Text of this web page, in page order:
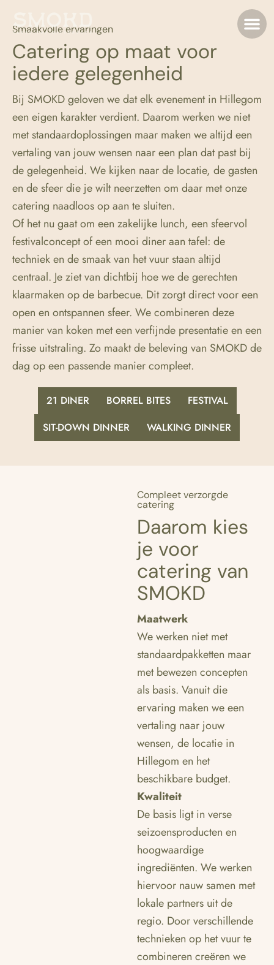
Smaakvolle ervaringen
Catering op maat voor
iedere gelegenheid
Bij SMOKD geloven we dat elk evenement in Hillegom
een eigen karakter verdient. Daarom werken we niet
met standaardoplossingen maar maken we altijd een
vertaling van jouw wensen naar een plan dat past bij
de gelegenheid. We kijken naar de locatie, de gasten
en de sfeer die je wilt neerzetten om daar met onze
catering naadloos op aan te sluiten.
Of het nu gaat om een zakelijke lunch, een sfeervol
festivalconcept of een mooi diner aan tafel: de
techniek en de smaak van het vuur staan altijd
centraal. Je ziet van dichtbij hoe we de gerechten
klaarmaken op de barbecue. Dit zorgt direct voor een
open en ontspannen sfeer. We combineren deze
manier van koken met een verfijnde presentatie en een
frisse uitstraling. Zo maakt de beleving van SMOKD de
dag op een passende manier compleet.
21 DINER BORREL BITES
FESTIVAL
SIT-DOWN DINNER
WALKING DINNER
Compleet verzorgde
catering
Daarom kies
je voor
catering van
SMOKD
Maatwerk
We werken niet met
standaardpakketten maar
met bewezen concepten
als basis. Vanuit die
ervaring maken we een
vertaling naar jouw
wensen, de locatie in
Hillegom en het
beschikbare budget.
Kwaliteit
De basis ligt in verse
seizoensproducten en
hoogwaardige
ingrediënten. We werken
hiervoor nauw samen met
lokale partners uit de
regio. Door verschillende
technieken op het vuur te
combineren creëren we